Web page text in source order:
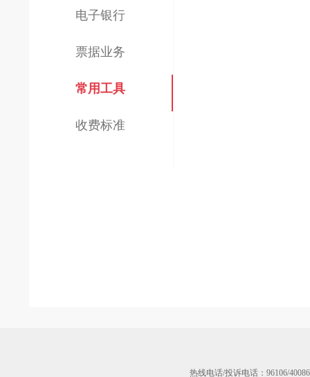
电子银行
票据业务
常用工具
收费标准
热线电话/投诉电话：96106/